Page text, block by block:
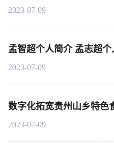
2023-07-09
孟智超个人简介 孟志超个
2023-07-09
数字化拓宽贵州山乡特色
2023-07-09